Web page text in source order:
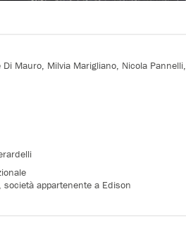
Di Mauro, Milvia Marigliano, Nicola Pannelli,
società appartenente a Edison